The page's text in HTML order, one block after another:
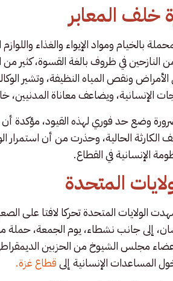
المعابر
بالخيام ومواد الإيواء والغذاء واللوازم
في ظروف بالغة القسوة، كثير من
ونقص المياه النظيفة، وتشير
الإنسانية، ويضاعف معاناة المدنيين،
ضرورة وضع حد فوري لهذه القيود،
الكارثة الحالية، وحذرت من أن استمرار
الإنسانية في القطاع.
المتحدة
الولايات المتحدة تحركا لافتا على
إلى جانب نشطاء، يوم الجمعة، حملة
مجلس الشيوخ من الحزبين
المساعدات الإنسانية إلىقطاع غزة.